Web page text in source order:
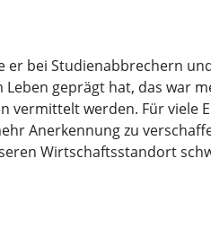
er bei Studienabbrechern
geprägt hat, das war
vermittelt werden. Für viele
Anerkennung zu
Wirtschaftsstandort